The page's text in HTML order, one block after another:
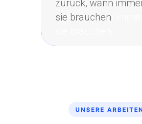
bringen die Frische
zurück, wann immer
zurück, wann
sie brauchen
UNSERE ARBEITEN